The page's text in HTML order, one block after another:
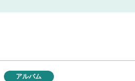
アルバム